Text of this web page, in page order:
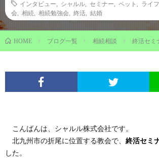
インタビュー
シャルル セミナー ペット ライ
会
相続 相続勉強会 終活 結婚
HOME ブログ一覧 相続相談 終活セミ
こんばんは、シャルル株式会社です。
北九州市の折尾に位置する教会で、 終活セミ
した。